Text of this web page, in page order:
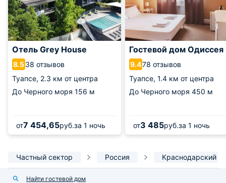
Отель Grey House
8.538 отзывов
Туапсе, 2.3 км от центра
До Черного моря 156 м
от7 454,65руб.за 1 ночь
Гостевой дом Одиссея
9.478 отзывов
Туапсе, 1.4 км от центра
До Черного моря 450 м
от3 485руб.за 1 ночь
Частный сектор Россия Краснодарский
Найти гостевой дом